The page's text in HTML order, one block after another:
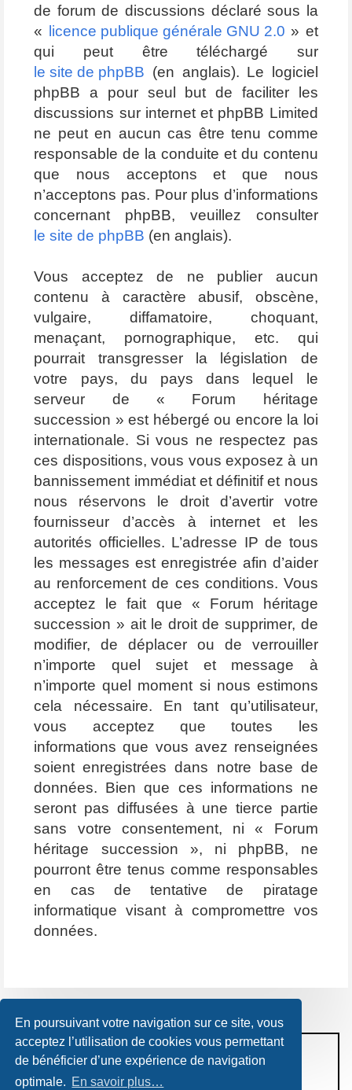
En poursuivant votre navigation sur ce site, vous
acceptez l’utilisation de cookies vous permettant
de bénéficier d’une expérience de navigation
optimale. En savoir plus…
de forum de discussions déclaré sous la
«
licence publique générale GNU 2.0 » et
qui peut être téléchargé sur
le site de phpBB (en anglais). Le logiciel
phpBB a pour seul but de faciliter les
discussions sur internet et phpBB Limited
ne peut en aucun cas être tenu comme
responsable de la conduite et du contenu
que nous acceptons et que nous
n’acceptons pas. Pour plus d’informations
concernant phpBB, veuillez consulter
le site de phpBB (en anglais).
Vous acceptez de ne publier aucun
contenu à caractère abusif, obscène,
vulgaire, diffamatoire, choquant,
menaçant, pornographique, etc. qui
pourrait transgresser la législation de
votre pays, du pays dans lequel le
serveur de « Forum héritage
succession » est hébergé ou encore la loi
internationale. Si vous ne respectez pas
ces dispositions, vous vous exposez à un
bannissement immédiat et définitif et nous
nous réservons le droit d’avertir votre
fournisseur d’accès à internet et les
autorités officielles. L’adresse IP de tous
les messages est enregistrée afin d’aider
au renforcement de ces conditions. Vous
acceptez le fait que « Forum héritage
succession » ait le droit de supprimer, de
modifier, de déplacer ou de verrouiller
n’importe quel sujet et message à
n’importe quel moment si nous estimons
cela nécessaire. En tant qu’utilisateur,
vous acceptez que toutes les
informations que vous avez renseignées
soient enregistrées dans notre base de
données. Bien que ces informations ne
seront pas diffusées à une tierce partie
sans votre consentement, ni « Forum
héritage succession », ni phpBB, ne
pourront être tenus comme responsables
en cas de tentative de piratage
informatique visant à compromettre vos
données.
CONDITIONS D’UTILISATION
POLITIQUE DE VIE PRIVÉE